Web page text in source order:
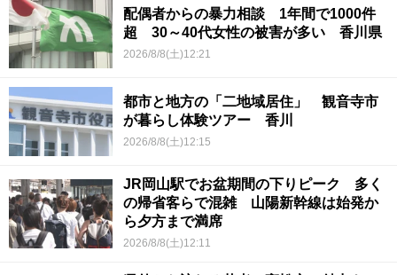
配偶者からの暴力相談 1年間で1000件
超 30～40代女性の被害が多い 香川県
2026/8/8(土)12:21
都市と地方の「二地域居住」 観音寺市
が暮らし体験ツアー 香川
2026/8/8(土)12:15
JR岡山駅でお盆期間の下りピーク 多く
の帰省客らで混雑 山陽新幹線は始発か
ら夕方まで満席
2026/8/8(土)12:11